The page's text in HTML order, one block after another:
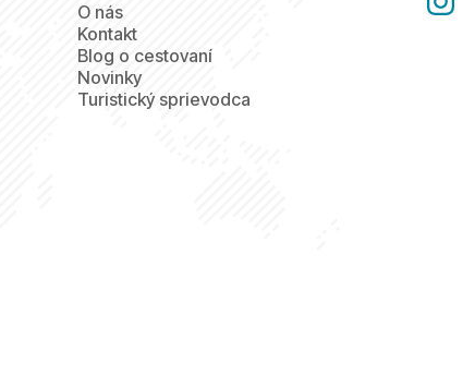
O nás
Kontakt
Blog o cestovaní
Novinky
Turistický sprievodca